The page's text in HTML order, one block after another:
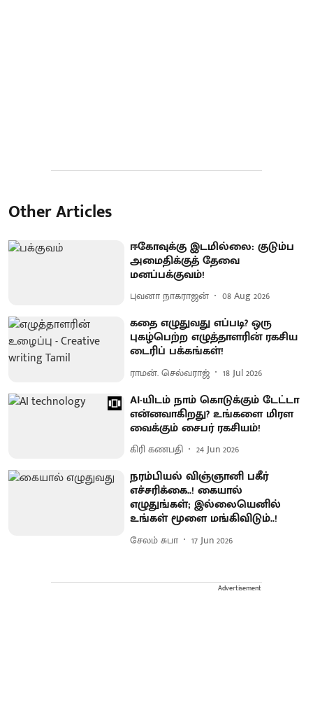
Other Articles
ஈகோவுக்கு இடமில்லை: குடும்ப
அமைதிக்குத் தேவை
மனப்பக்குவம்!
புவனா நாகராஜன் 08 Aug 2026
கதை எழுதுவது எப்படி? ஒரு
புகழ்பெற்ற எழுத்தாளரின் ரகசிய
டைரிப் பக்கங்கள்!
ராமன். செல்வராஜ் 18 Jul 2026
AI-யிடம் நாம் கொடுக்கும் டேட்டா
என்னவாகிறது? உங்களை மிரள
வைக்கும் சைபர் ரகசியம்!
கிரி கணபதி 24 Jun 2026
நரம்பியல் விஞ்ஞானி பகீர்
எச்சரிக்கை..! கையால்
எழுதுங்கள்; இல்லையெனில்
உங்கள் மூளை மங்கிவிடும்..!
சேலம் சுபா 17 Jun 2026
Advertisement